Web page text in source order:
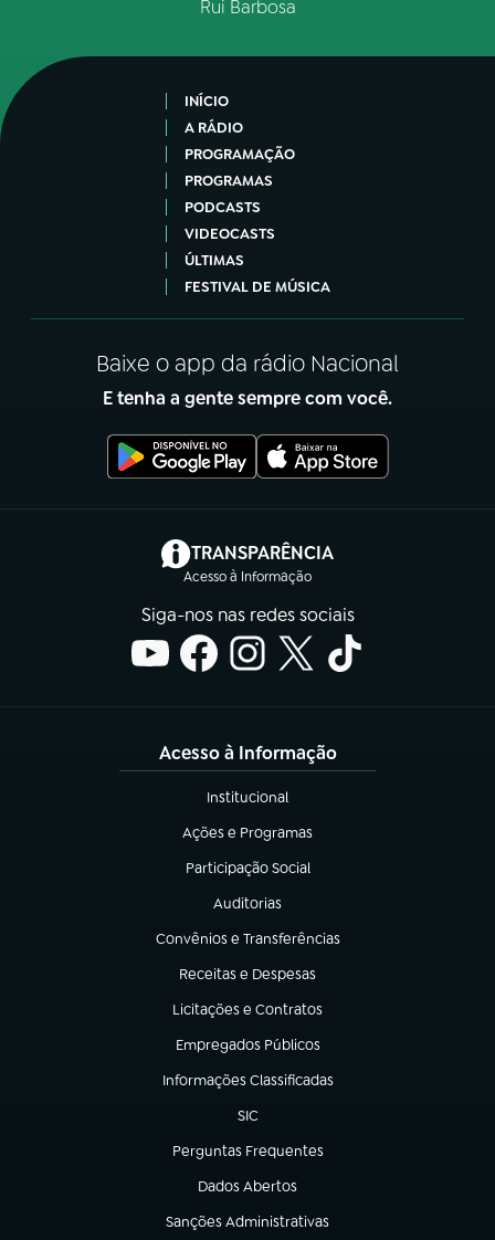
Rui Barbosa
INÍCIO
A RÁDIO
PROGRAMAÇÃO
PROGRAMAS
PODCASTS
VIDEOCASTS
ÚLTIMAS
FESTIVAL DE MÚSICA
Baixe o app da rádio Nacional
E tenha a gente sempre com você.
TRANSPARÊNCIA
Acesso à Informação
(abre em nova aba)
Siga-nos nas redes sociais
Acesso à Informação
Institucional
(abre em nova aba)
Ações e Programas
(abre em nova aba)
Participação Social
(abre em nova aba)
Auditorias
(abre em nova aba)
Convênios e Transferências
(abre em nova aba)
Receitas e Despesas
(abre em nova aba)
Licitações e Contratos
(abre em nova aba)
Empregados Públicos
(abre em nova aba)
Informações Classificadas
(abre em nova aba)
SIC
(abre em nova aba)
Perguntas Frequentes
(abre em nova aba)
Dados Abertos
(abre em nova aba)
Sanções Administrativas
(abre em nova aba)